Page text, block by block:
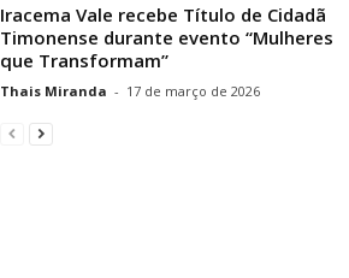
Iracema Vale recebe Título de Cidadã
Timonense durante evento “Mulheres
que Transformam”
Thais Miranda - 17 de março de 2026